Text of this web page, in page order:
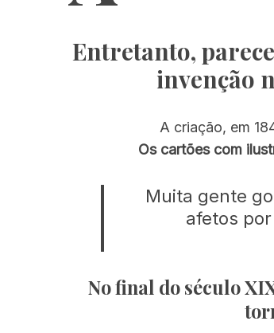
Entretanto,
invenção
A criação, em
Os cartões com
Muita gente
afetos
No final do século